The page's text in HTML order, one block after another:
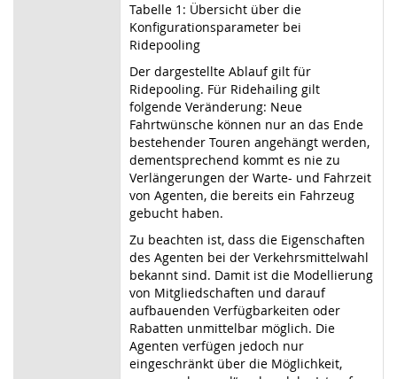
Tabelle 1: Übersicht über die
Konfigurationsparameter bei
Ridepooling
Der dargestellte Ablauf gilt für
Ridepooling. Für Ridehailing gilt
folgende Veränderung: Neue
Fahrtwünsche können nur an das Ende
bestehender Touren angehängt werden,
dementsprechend kommt es nie zu
Verlängerungen der Warte- und Fahrzeit
von Agenten, die bereits ein Fahrzeug
gebucht haben.
Zu beachten ist, dass die Eigenschaften
des Agenten bei der Verkehrsmittelwahl
bekannt sind. Damit ist die Modellierung
von Mitgliedschaften und darauf
aufbauenden Verfügbarkeiten oder
Rabatten unmittelbar möglich. Die
Agenten verfügen jedoch nur
eingeschränkt über die Möglichkeit,